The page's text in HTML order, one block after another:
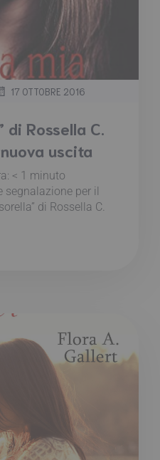
17 OTTOBRE 2016
di Rossella C.
uscita
< 1 minuto
segnalazione per il
di Rossella C.